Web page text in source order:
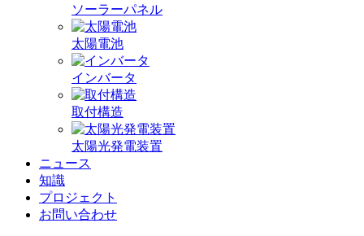
ソーラーパネル
太陽電池
インバータ
取付構造
太陽光発電装置
ニュース
知識
プロジェクト
お問い合わせ